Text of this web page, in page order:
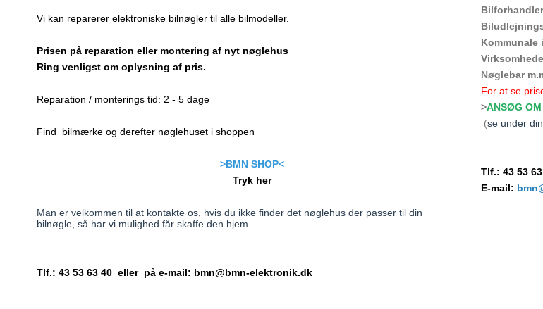
Vi kan reparerer elektroniske bilnøgler til alle bilmodeller.
Prisen på reparation eller montering af nyt nøglehus
Ring venligst om oplysning af pris.
Reparation / monterings tid: 2 - 5 dage
Find bilmærke og derefter nøglehuset i shoppen
>BMN SHOP<
Tryk her
Man er velkommen til at kontakte os, hvis du ikke finder det nøglehus der passer til din
bilnøgle, så har vi mulighed får skaffe den hjem.
Tlf.: 43 53 63 40 eller på e-mail: bmn@bmn-elektronik.dk
Nøglebar
For at se
>ANSØG
(se under
Tlf.: 43 53
E-mail: